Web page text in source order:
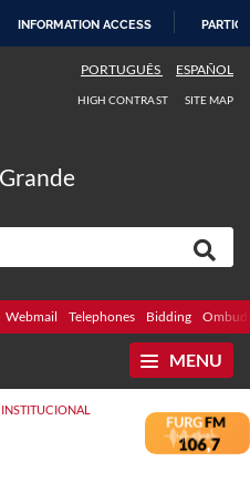
INFORMATION ACCESS
PORTUGUÊS ESPAÑOL
HIGH CONTRAST SITE MAP
Webmail Telephones Bidding
MENU
INSTITUCIONAL